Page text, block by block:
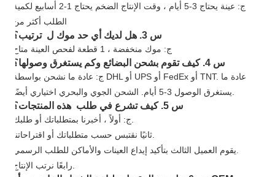
ج: عينة يحتاج 3-5 أيام ، وقت الإنتاج الضخم يحتاج 1-2 أسابيع لكمية
س 3. هل لديك أي حد موك ل ترتيب؟
ج: موك منخفضة ، 1 قطعة لفحص العينة متاح
س 4. كيف تقوم بشحن البضائع وكم يستغرق وصولها؟
ج: عادة ما نشحن بواسطة DHL أو UPS أو FedEx أو TNT. عادة ما
س 5. كيف تشرع في طلب هذه المنتجات؟